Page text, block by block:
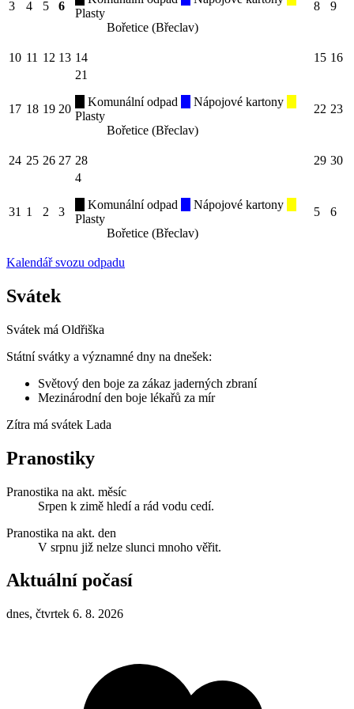
3 4 5 6
Plasty
Bořetice (Břeclav)
8 9
10 11 12 13 14 15 16
17 18 19 20
21
Komunální odpad
Nápojové kartony
Plasty
Bořetice (Břeclav)
22 23
24 25 26 27 28 29 30
31 1 2 3
4
Komunální odpad
Nápojové kartony
Plasty
Bořetice (Břeclav)
5 6
Kalendář svozu odpadu
Svátek
Svátek má Oldřiška
Státní svátky a významné dny na dnešek:
Světový den boje za zákaz jaderných zbraní
Mezinárodní den boje lékařů za mír
Zítra má svátek Lada
Pranostiky
Pranostika na akt. měsíc
Srpen k zimě hledí a rád vodu cedí.
Pranostika na akt. den
V srpnu již nelze slunci mnoho věřit.
Aktuální počasí
dnes, čtvrtek 6. 8. 2026